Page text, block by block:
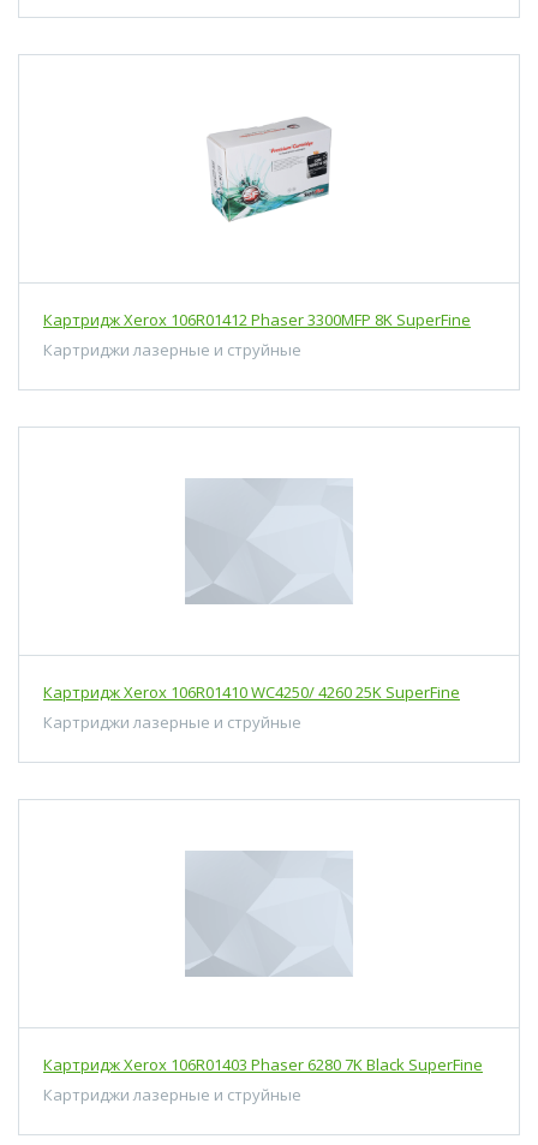
Картридж Xerox 106R01412 Phaser 3300MFP 8K SuperFine
Картриджи лазерные и струйные
Картридж Xerox 106R01410 WC4250/ 4260 25K SuperFine
Картриджи лазерные и струйные
Картридж Xerox 106R01403 Phaser 6280 7K Black SuperFine
Картриджи лазерные и струйные